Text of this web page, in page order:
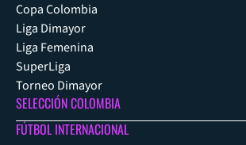
Copa Colombia
Liga Dimayor
Liga Femenina
SuperLiga
Torneo Dimayor
SELECCIÓN COLOMBIA
FÚTBOL INTERNACIONAL